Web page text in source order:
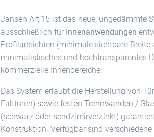
Jansen Art’15 ist das neue, ungedämmte
ausschließlich für Innenanwendungen
Profilansichten (minimale sichtbare
minimalistisches und hochtransparentes
kommerzielle Innenbereiche.
Das System erlaubt die Herstellung von
Falttüren) sowie festen Trennwänden /
(schwarz oder sendzimirverzinkt)
Konstruktion. Verfügbar sind